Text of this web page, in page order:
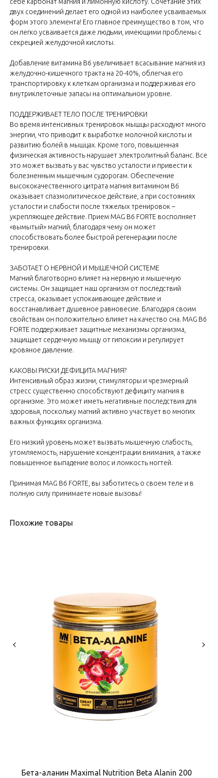
двух соединений делает его одной из наиболее усваиваемых
форм этого элемента! Его главное преимущество в том, что
он легко усваивается даже людьми, имеющими проблемы с
секрецией желудочной кислоты.
Добавление витамина В6 увеличивает всасывание магния из
желудочно-кишечного тракта на 20-40%, облегчая его
транспортировку к клеткам организма и поддерживая его
внутриклеточные запасы на оптимальном уровне.
ПОДДЕРЖИВАЕТ ТЕЛО ПОСЛЕ ТРЕНИРОВКИ
Во время интенсивных тренировок мышцы расходуют много
энергии, что приводит к выработке молочной кислоты и
развитию болей в мышцах. Кроме того, повышенная
физическая активность нарушает электролитный баланс. Все
это может вызвать у вас чувство усталости и привести к
болезненным мышечным судорогам. Обеспечение
высококачественного цитрата магния витамином В6
оказывает спазмолитическое действие, а при состояниях
усталости и слабости после тяжелых тренировок –
укрепляющее действие. Прием MAG B6 FORTE восполняет
«вымытый» магний, благодаря чему он может
способствовать более быстрой регенерации после
тренировки.
ЗАБОТАЕТ О НЕРВНОЙ И МЫШЕЧНОЙ СИСТЕМЕ
Магний благотворно влияет на нервную и мышечную
системы. Он защищает наш организм от последствий
стресса, оказывает успокаивающее действие и
восстанавливает душевное равновесие. Благодаря своим
свойствам он положительно влияет на качество сна. MAG B6
FORTE поддерживает защитные механизмы организма,
защищает сердечную мышцу от гипоксии и регулирует
кровяное давление.
КАКОВЫ РИСКИ ДЕФИЦИТА МАГНИЯ?
Интенсивный образ жизни, стимуляторы и чрезмерный
стресс существенно способствуют дефициту магния в
организме. Это может иметь негативные последствия для
здоровья, поскольку магний активно участвует во многих
важных функциях организма.
Его низкий уровень может вызвать мышечную слабость,
утомляемость, нарушение концентрации внимания, а также
повышенное выпадение волос и ломкость ногтей.
Принимая MAG B6 FORTE, вы заботитесь о своем теле и в
полную силу принимаете новые вызовы!
Похожие товары
Бета-аланин Maximal Nutrition Beta Alanin 200